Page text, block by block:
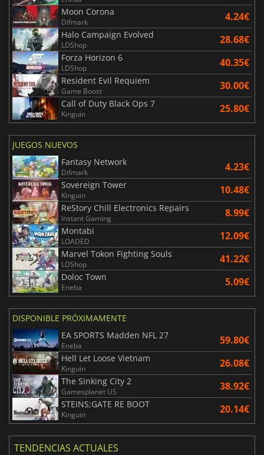
Moon Corona
Difmark 4.24€
Halo Campaign Evolved
LDShop 28.68€
Forza Horizon 6
LDShop 40.35€
Resident Evil Requiem
Game Boost 30.00€
Call of Duty Black Ops 7
Kinguin 25.80€
JUEGOS NUEVOS
Fantasy Network
Difmark 4.23€
Sovereign Tower
Kinguin 10.48€
ReStory Chill Electronics Repairs
Instant Gaming 8.99€
Montabi
LOADED 12.09€
Marvel Tokon Fighting Souls
LDShop 41.22€
Doloc Town
Eneba 5.09€
DISPONIBLE PRÓXIMAMENTE
EA SPORTS Madden NFL 27
Eneba 59.80€
Hell Let Loose Vietnam
Kinguin 26.08€
The Sinking City 2
Gamesplanet US 38.92€
STEINS;GATE RE BOOT
Kinguin 20.14€
TENDENCIAS ACTUALES